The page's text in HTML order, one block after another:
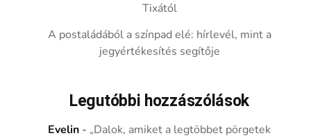
Tixától
A postaládából a színpad elé: hírlevél, mint a
jegyértékesítés segítője
Legutóbbi hozzászólások
Evelin - „Dalok, amiket a legtöbbet pörgetek